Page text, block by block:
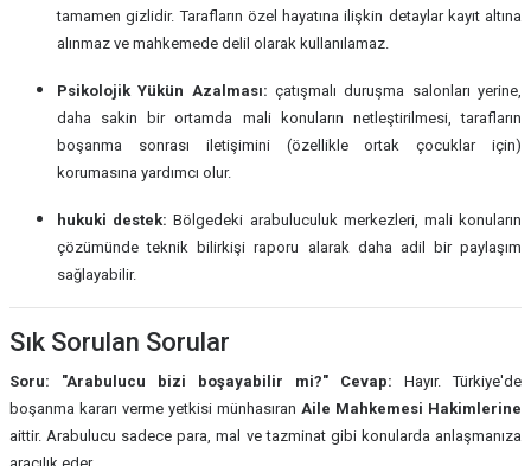
tamamen gizlidir. Tarafların özel hayatına ilişkin detaylar kayıt altına
alınmaz ve mahkemede delil olarak kullanılamaz.
Psikolojik Yükün Azalması: çatışmalı duruşma salonları yerine,
daha sakin bir ortamda mali konuların netleştirilmesi, tarafların
boşanma sonrası iletişimini (özellikle ortak çocuklar için)
korumasına yardımcı olur.
hukuki destek: Bölgedeki arabuluculuk merkezleri, mali konuların
çözümünde teknik bilirkişi raporu alarak daha adil bir paylaşım
sağlayabilir.
Sık Sorulan Sorular
Soru: "Arabulucu bizi boşayabilir mi?" Cevap: Hayır. Türkiye'de
boşanma kararı verme yetkisi münhasıran Aile Mahkemesi Hakimlerine
aittir. Arabulucu sadece para, mal ve tazminat gibi konularda anlaşmanıza